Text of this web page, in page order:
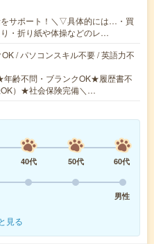
をサポート！＼▽具体的には…・買
・折り紙や体操などのレ…
/ パソコンスキル不要 / 英語力不
齢不問・ブランクOK★履歴書不
OK）★社会保険完備＼…
40代 50代
60代
男性
見る